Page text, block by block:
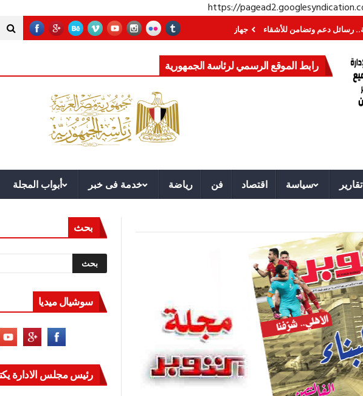
https://
دعم وتضامن للأشقاء جهاز مستقبل مصر نموذجا.. لماذا تُنشئ الدول كيانات تنموية عملاقة؟ قوة
رابط الموقع الرسمي لرئاسة الجمهورية
تقارير سياسة اقتصاد فن رياضة خدمة فى خبر أبواب المجلة
بحث
سوشيال ميديا
رئيس مجلس الادارة